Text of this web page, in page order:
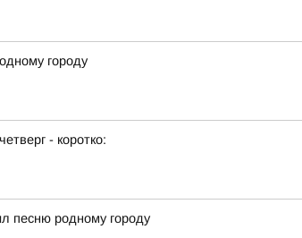
городу
- коротко:
песню родному городу